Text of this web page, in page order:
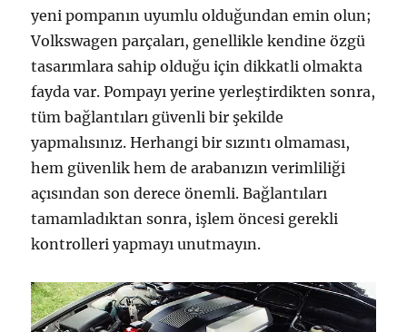
yeni pompanın uyumlu olduğundan emin olun;
Volkswagen parçaları, genellikle kendine özgü
tasarımlara sahip olduğu için dikkatli olmakta
fayda var. Pompayı yerine yerleştirdikten sonra,
tüm bağlantıları güvenli bir şekilde
yapmalısınız. Herhangi bir sızıntı olmaması,
hem güvenlik hem de arabanızın verimliliği
açısından son derece önemli. Bağlantıları
tamamladıktan sonra, işlem öncesi gerekli
kontrolleri yapmayı unutmayın.